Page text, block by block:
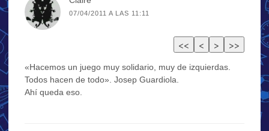
07/04/2011 A LAS 11:11
«Hacemos un juego muy solidario, muy de izquierdas.
Todos hacen de todo». Josep Guardiola.
Ahí queda eso.